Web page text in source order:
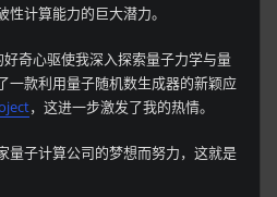
性计算能力的巨大潜力。
奇心驱使我深入探索量子力学与量
一款利用量子随机数生成器的新颖应
，这进一步激发了我的热情。
量子计算公司的梦想而努力，这就是